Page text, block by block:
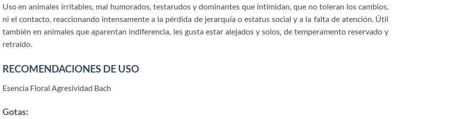
Uso en animales irritables, mal humorados, testarudos y dominantes que intimidan, que no toleran los cambios,
ni el contacto, reaccionando intensamente a la pérdida de jerarquía o estatus social y a la falta de atención. Útil
también en animales que aparentan indiferencia, les gusta estar alejados y solos, de temperamento reservado y
retraído.
RECOMENDACIONES DE USO
Esencia Floral Agresividad Bach
Gotas: